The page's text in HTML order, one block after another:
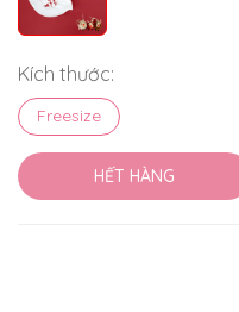
Kích thước:
Freesize
HẾT HÀNG